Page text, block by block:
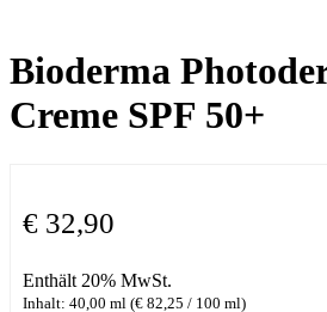
Bioderma
Creme SPF 50+
€ 32,90
Enthält 20% MwSt.
Inhalt: 40,00 ml (€ 82,25 / 100 ml)